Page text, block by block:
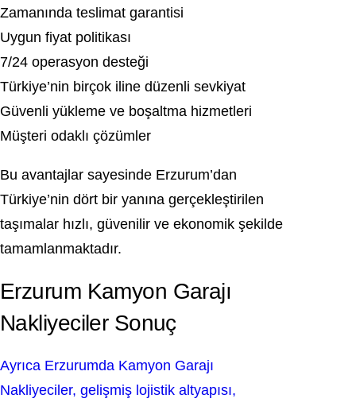
Zamanında teslimat garantisi
Uygun fiyat politikası
7/24 operasyon desteği
Türkiye’nin birçok iline düzenli sevkiyat
Güvenli yükleme ve boşaltma hizmetleri
Müşteri odaklı çözümler
Bu avantajlar sayesinde Erzurum’dan
Türkiye’nin dört bir yanına gerçekleştirilen
taşımalar hızlı, güvenilir ve ekonomik şekilde
tamamlanmaktadır.
Erzurum Kamyon Garajı
Nakliyeciler Sonuç
Ayrıca Erzurumda Kamyon Garajı
Nakliyeciler, gelişmiş lojistik altyapısı,